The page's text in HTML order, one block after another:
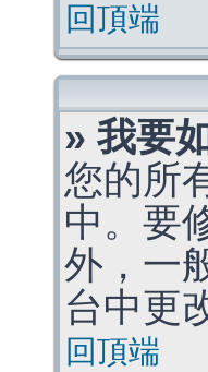
回頂端
» 我要
您的所
中。要
外，一
台中更
回頂端